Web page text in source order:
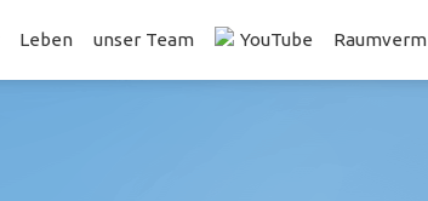
Leben unser Team YouTube